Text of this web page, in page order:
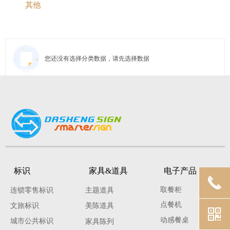
您还没有选择分类数据，请先选择数据
其他
连锁零售标识
文旅标识
城市公共标识
标识
主题道具
美陈道具
家具陈列
家具&道具
取餐柜
点餐机
动感餐桌
电子产品
끅
낃